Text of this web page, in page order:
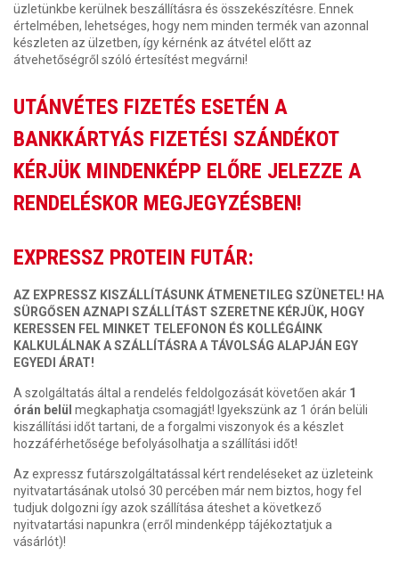
üzletünkbe kerülnek beszállításra és összekészítésre. Ennek
értelmében, lehetséges, hogy nem minden termék van azonnal
készleten az ülzetben, így kérnénk az átvétel előtt az
átvehetőségről szóló értesítést megvárni!
UTÁNVÉTES FIZETÉS ESETÉN A
BANKKÁRTYÁS FIZETÉSI SZÁNDÉKOT
KÉRJÜK MINDENKÉPP ELŐRE JELEZZE A
RENDELÉSKOR MEGJEGYZÉSBEN!
EXPRESSZ PROTEIN FUTÁR:
AZ EXPRESSZ KISZÁLLÍTÁSUNK ÁTMENETILEG SZÜNETEL! HA
SÜRGŐSEN AZNAPI SZÁLLÍTÁST SZERETNE KÉRJÜK, HOGY
KERESSEN FEL MINKET TELEFONON ÉS KOLLÉGÁINK
KALKULÁLNAK A SZÁLLÍTÁSRA A TÁVOLSÁG ALAPJÁN EGY
EGYEDI ÁRAT!
A szolgáltatás által a rendelés feldolgozását követően akár 1
órán belül megkaphatja csomagját! Igyekszünk az 1 órán belüli
kiszállítási időt tartani, de a forgalmi viszonyok és a készlet
hozzáférhetősége befolyásolhatja a szállítási időt!
Az expressz futárszolgáltatással kért rendeléseket az üzleteink
nyitvatartásának utolsó 30 percében már nem biztos, hogy fel
tudjuk dolgozni így azok szállítása áteshet a következő
nyitvatartási napunkra (erről mindenképp tájékoztatjuk a
vásárlót)!